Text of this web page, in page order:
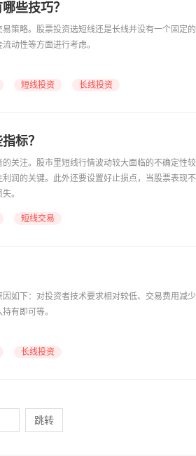
些技巧？
策略。股票投资选短线还是长线并没有一个固定
动性等方面进行考虑。
短线投资 长线投资
标？
关注。股市里短线行情波动较大面临的不确定性
润的关键。此外还要设置好止损点，当股票表现
。
短线交易
如下：对投资者技术要求相对较低、交易费用减
有即可等。
长线投资
跳转